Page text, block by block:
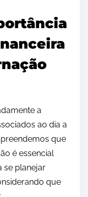
a
ao dia a
que
é essencial
se planejar
que